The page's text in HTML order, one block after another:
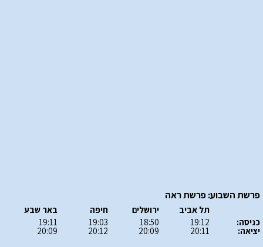
פרשת השבוע: פרשת ראה
כניסה:
יציאה:
תל אביב
19:12
20:11
ירושלים
18:50
20:09
חיפה
19:03
20:12
באר שבע
19:11
20:09